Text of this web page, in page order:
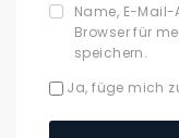
Name, E-
Browser für
speichern.
Ja, füge mich